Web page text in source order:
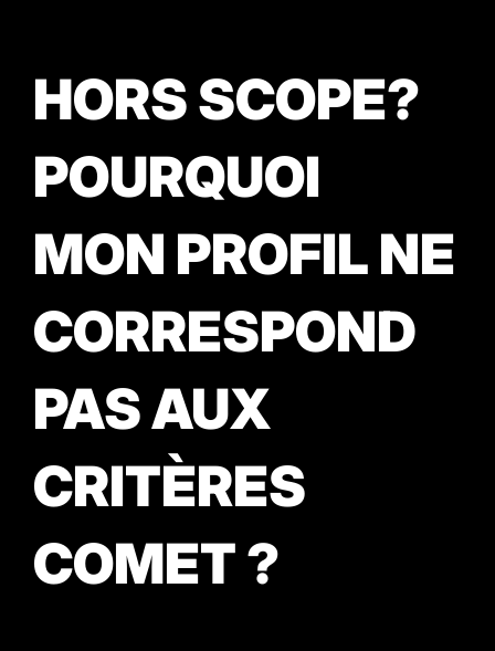
HORS SCOPE?
POURQUOI
MON PROFIL NE
CORRESPOND
PAS AUX
CRITÈRES
COMET ?